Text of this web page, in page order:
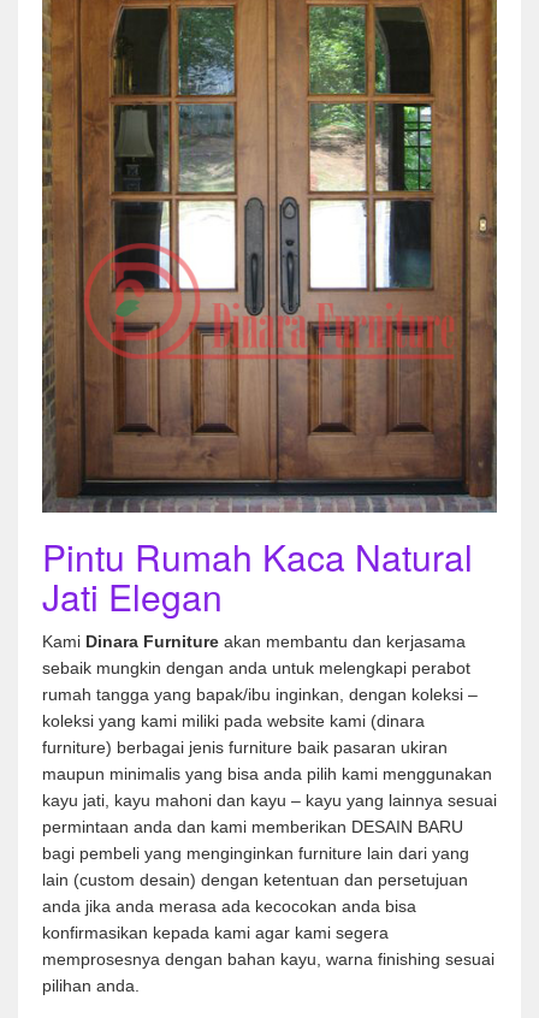
Pintu Rumah Kaca Natural
Jati Elegan
Kami Dinara Furniture akan membantu dan kerjasama
sebaik mungkin dengan anda untuk melengkapi perabot
rumah tangga yang bapak/ibu inginkan, dengan koleksi –
koleksi yang kami miliki pada website kami (dinara
furniture) berbagai jenis furniture baik pasaran ukiran
maupun minimalis yang bisa anda pilih kami menggunakan
kayu jati, kayu mahoni dan kayu – kayu yang lainnya sesuai
permintaan anda dan kami memberikan DESAIN BARU
bagi pembeli yang menginginkan furniture lain dari yang
lain (custom desain) dengan ketentuan dan persetujuan
anda jika anda merasa ada kecocokan anda bisa
konfirmasikan kepada kami agar kami segera
memprosesnya dengan bahan kayu, warna finishing sesuai
pilihan anda.